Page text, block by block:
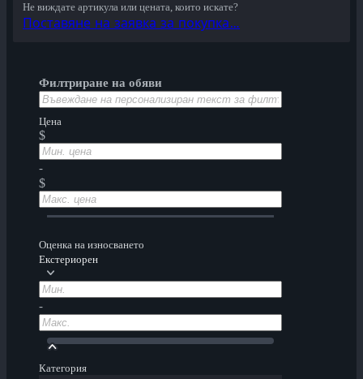
Не виждате артикула или цената, които искате?
Поставяне на заявка за покупка…
Филтриране на обяви
Цена
$
-
$
Оценка на износването
Екстериорен
-
Категория